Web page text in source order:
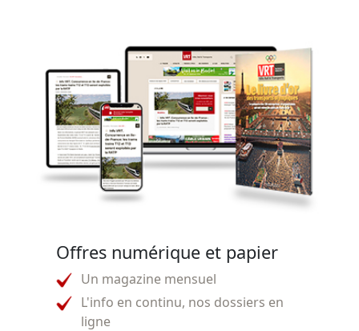
Offres numérique et papier
Un magazine mensuel
L'info en continu, nos dossiers en
ligne